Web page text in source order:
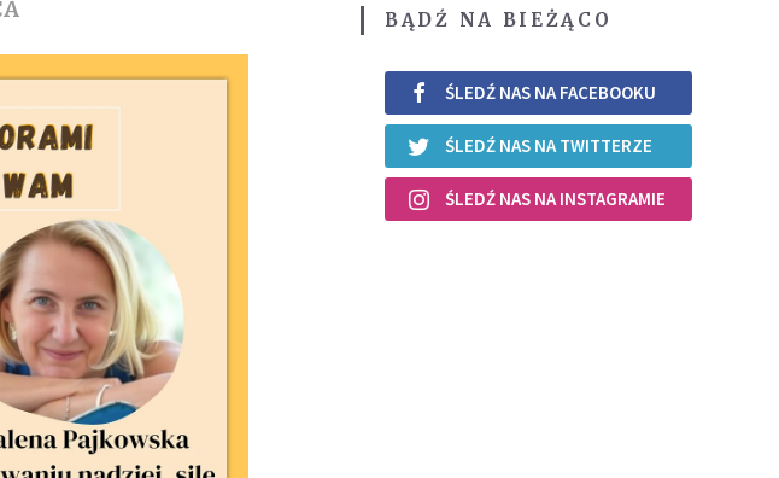
BĄDŹ NA BIEŻĄCO
ŚLEDŹ NAS NA FACEBOOKU
ŚLEDŹ NAS NA TWITTERZE
ŚLEDŹ NAS NA INSTAGRAMIE